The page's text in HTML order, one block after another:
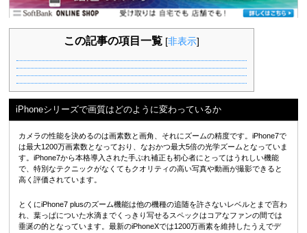
この記事の項目一覧 [非表示]
iPhoneシリーズで画質はどのように変わっているか
カメラの性能を決めるのは画素数と画角、それにズームの精度です。iPhone7で
は最大1200万画素数となっており、なおかつ最大5倍の光学ズームとなっていま
す。iPhone7から本格導入された手ぶれ補正も初心者にとってはうれしい機能
で、特別なテクニックがなくてもクオリティの高い写真や動画が撮影できると
高く評価されています。
とくにiPhone7 plusのズーム機能は他の機種の追随を許さないレベルとまで言わ
れ、葉っぱについた水滴までくっきり写せるスペックはコアなファンの間では
垂涎の的となっています。最新のiPhoneXでは1200万画素を維持したうえでデ